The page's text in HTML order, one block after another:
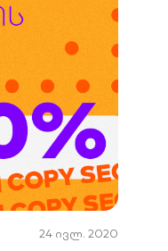
24 ივლ. 2020